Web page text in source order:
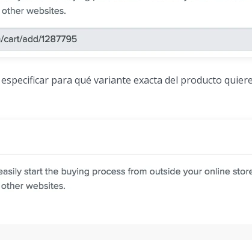
para qué variante exacta del producto